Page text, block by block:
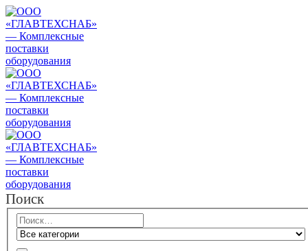
Поиск